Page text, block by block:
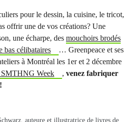
pour le dessin, la cuisine, le tricot,
offrir une de vos créations? Une
une écharpe, des mouchoirs brodés
bas célibataires
… Greenpeace et ses
à Montréal les 1er et 2 décembre
Week , venez fabriquer
auteure et illustratrice de livres de